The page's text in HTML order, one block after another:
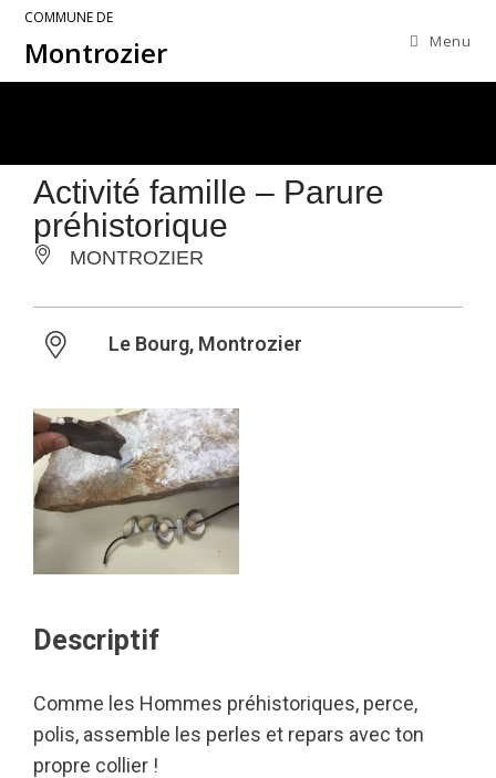
COMMUNE DE
Montrozier Menu
Activité famille – Parure
préhistorique
MONTROZIER
Le Bourg, Montrozier
Descriptif
Comme les Hommes préhistoriques, perce,
polis, assemble les perles et repars avec ton
propre collier !